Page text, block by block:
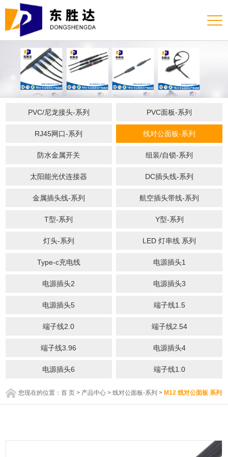
PVC/尼龙接头-系列 PVC面板-系列
RJ45网口-系列 线对公面板-系列
防水金属开关 组装/自锁-系列
太阳能光伏连接器 DC插头线-系列
金属插头线-系列 航空插头带线-系列
T型-系列 Y型-系列
灯头-系列 LED 灯串线 系列
Type-c充电线 电源插头1
电源插头2 电源插头3
电源插头5 端子线1.5
端子线2.0 端子线2.54
端子线3.96 电源插头4
电源插头6 端子线1.0
您现在的位置：首 页 > 产品中心 >线对公面板-系列 > M12 线对公面板 系列